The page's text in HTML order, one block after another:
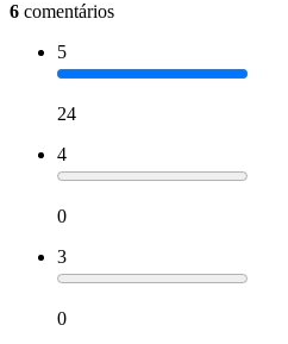
6 comentários
5
24
4
0
3
0